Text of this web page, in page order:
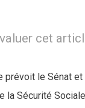
cet
prévoit le Sénat
la Sécurité